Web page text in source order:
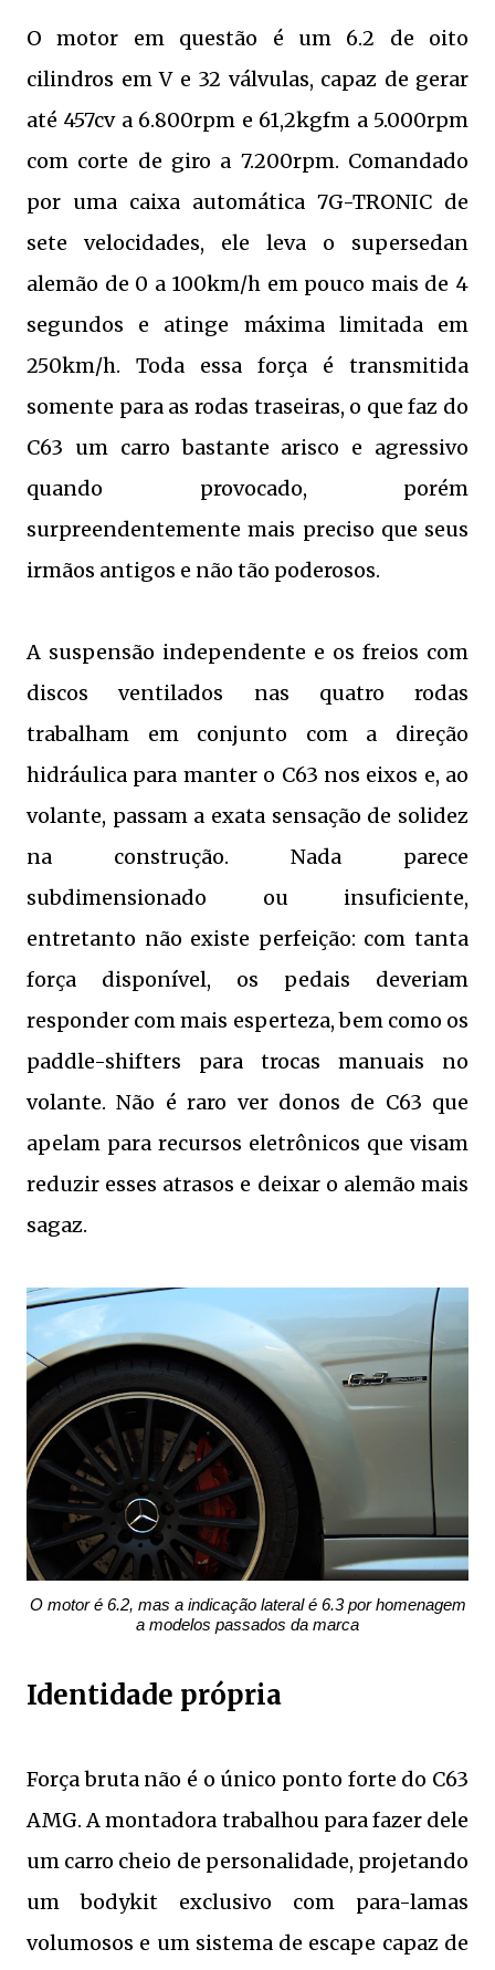
O motor em questão é um 6.2 de oito
cilindros em V e 32 válvulas, capaz de gerar
até 457cv a 6.800rpm e 61,2kgfm a 5.000rpm
com corte de giro a 7.200rpm. Comandado
por uma caixa automática 7G-TRONIC de
sete velocidades, ele leva o supersedan
alemão de 0 a 100km/h em pouco mais de 4
segundos e atinge máxima limitada em
250km/h. Toda essa força é transmitida
somente para as rodas traseiras, o que faz do
C63 um carro bastante arisco e agressivo
quando provocado, porém
surpreendentemente mais preciso que seus
irmãos antigos e não tão poderosos.
A suspensão independente e os freios com
discos ventilados nas quatro rodas
trabalham em conjunto com a direção
hidráulica para manter o C63 nos eixos e, ao
volante, passam a exata sensação de solidez
na construção. Nada parece
subdimensionado ou insuficiente,
entretanto não existe perfeição: com tanta
força disponível, os pedais deveriam
responder com mais esperteza, bem como os
paddle-shifters para trocas manuais no
volante. Não é raro ver donos de C63 que
apelam para recursos eletrônicos que visam
reduzir esses atrasos e deixar o alemão mais
sagaz.
O motor é 6.2, mas a indicação lateral é 6.3 por homenagem
a modelos passados da marca
Identidade própria
Força bruta não é o único ponto forte do C63
AMG. A montadora trabalhou para fazer dele
um carro cheio de personalidade, projetando
um bodykit exclusivo com para-lamas
volumosos e um sistema de escape capaz de